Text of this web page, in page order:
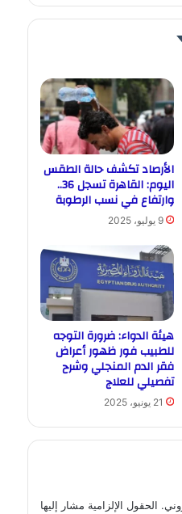
الأرصاد تكشف حالة الطقس
اليوم: القاهرة تسجل 36..
وارتفاع في نسب الرطوبة
9 يوليو، 2025
هيئة الدواء: ضرورة التوجه
للطبيب فور ظهور أعراض
فقر الدم المنجلي وشرح
تفصيلي للعلاج
21 يونيو، 2025
الحقول الإلزامية مشار إليها